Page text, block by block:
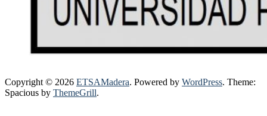
Copyright © 2026 ETSAMadera. Powered by WordPress. Theme:
Spacious by ThemeGrill.